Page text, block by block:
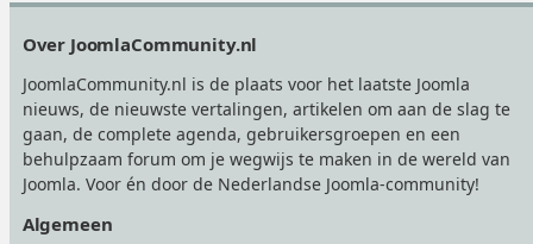
Over JoomlaCommunity.nl
JoomlaCommunity.nl is de plaats voor het laatste Joomla
nieuws, de nieuwste vertalingen, artikelen om aan de slag te
gaan, de complete agenda, gebruikersgroepen en een
behulpzaam forum om je wegwijs te maken in de wereld van
Joomla. Voor én door de Nederlandse Joomla-community!
Algemeen